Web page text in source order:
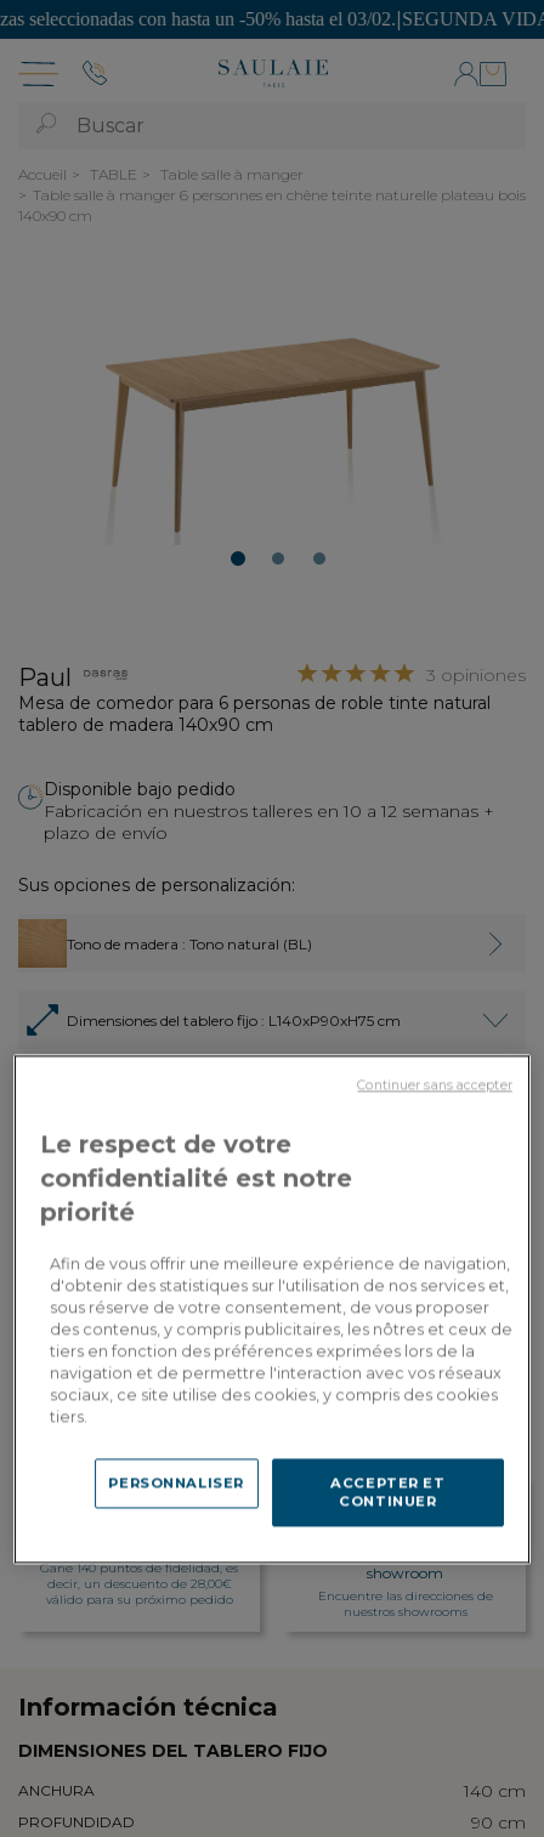
con hasta un -50% hasta el 03/02.|SEGUNDA VIDA:
Buscar
Accueil TABLE
Table salle à manger
Table salle à manger 6 personnes en chêne teinte naturelle plateau bois
140x90 cm
1 2 3
3 opiniones
Paul
Mesa de comedor para 6 personas de roble tinte natural
tablero de madera 140x90 cm
Disponible bajo pedido
Fabricación en nuestros talleres en 10 a 12 semanas +
plazo de envío
Sus opciones de personalización:
Tono de madera : Tono natural (BL)
Dimensiones del tablero fijo : L140xP90xH75 cm
1.400,00€
Dont 3,20€
d'écopart
Por favor, proporcione el texto en
francés que desea que traduzca al
AÑADIR A LA CESTA
Entrega a medida
Calcular mis gastos de envío por país
Gane 140 puntos de fidelidad, es
decir, un descuento de 28,00€
válido para su próximo pedido
showroom
Encuentre las direcciones de
nuestros showrooms
Información técnica
DIMENSIONES DEL TABLERO FIJO
ANCHURA 140 cm
PROFUNDIDAD 90 cm
Le respect de votre
confidentialité est notre
priorité
Afin de vous offrir une meilleure expérience de navigation,
d'obtenir des statistiques sur l'utilisation de nos services et,
sous réserve de votre consentement, de vous proposer
des contenus, y compris publicitaires, les nôtres et ceux de
tiers en fonction des préférences exprimées lors de la
navigation et de permettre l'interaction avec vos réseaux
sociaux, ce site utilise des cookies, y compris des cookies
tiers.
ACCEPTER ET
CONTINUER
PERSONNALISER
Continuer sans accepter